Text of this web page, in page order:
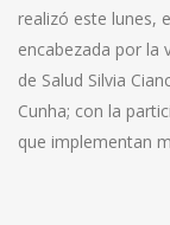
realizó este lunes,
encabezada por la
de Salud Silvia
Cunha; con la
que implementan